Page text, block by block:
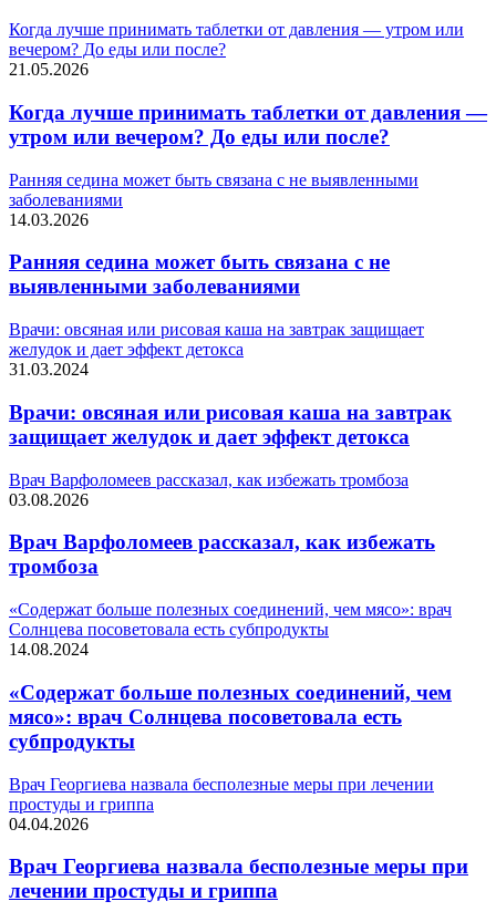
Когда лучше принимать таблетки от давления — утром или
вечером? До еды или после?
21.05.2026
Когда лучше принимать таблетки от давления —
утром или вечером? До еды или после?
Ранняя седина может быть связана с не выявленными
заболеваниями
14.03.2026
Ранняя седина может быть связана с не
выявленными заболеваниями
Врачи: овсяная или рисовая каша на завтрак защищает
желудок и дает эффект детокса
31.03.2024
Врачи: овсяная или рисовая каша на завтрак
защищает желудок и дает эффект детокса
Врач Варфоломеев рассказал, как избежать тромбоза
03.08.2026
Врач Варфоломеев рассказал, как избежать
тромбоза
«Содержат больше полезных соединений, чем мясо»: врач
Солнцева посоветовала есть субпродукты
14.08.2024
«Содержат больше полезных соединений, чем
мясо»: врач Солнцева посоветовала есть
субпродукты
Врач Георгиева назвала бесполезные меры при лечении
простуды и гриппа
04.04.2026
Врач Георгиева назвала бесполезные меры при
лечении простуды и гриппа